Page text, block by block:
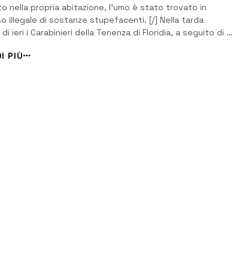
nella propria abitazione, l’umo è stato trovato in
illegale di sostanze stupefacenti. [/] Nella tarda
ieri i Carabinieri della Tenenza di Floridia, a seguito di un
hanno tratto in arresto Vincenzo Bramante,
classe 1987, diso...
PIÙ